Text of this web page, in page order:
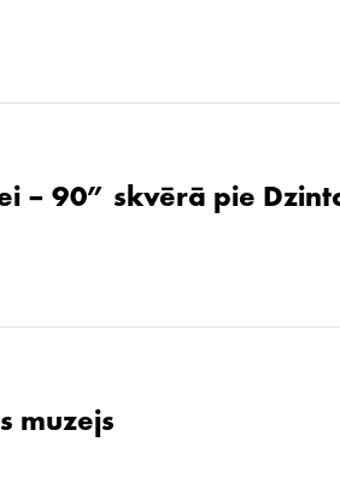
– 90” skvērā pie
muzejs